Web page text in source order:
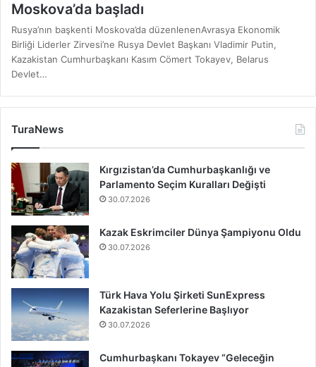
Moskova’da başladı
Rusya’nın başkenti Moskova’da düzenlenenAvrasya Ekonomik
Birliği Liderler Zirvesi’ne Rusya Devlet Başkanı Vladimir Putin,
Kazakistan Cumhurbaşkanı Kasım Cömert Tokayev, Belarus
Devlet…
TuraNews
Kırgızistan’da Cumhurbaşkanlığı ve
Parlamento Seçim Kuralları Değişti
30.07.2026
Kazak Eskrimciler Dünya Şampiyonu Oldu
30.07.2026
Türk Hava Yolu Şirketi SunExpress
Kazakistan Seferlerine Başlıyor
30.07.2026
Cumhurbaşkanı Tokayev “Geleceğin